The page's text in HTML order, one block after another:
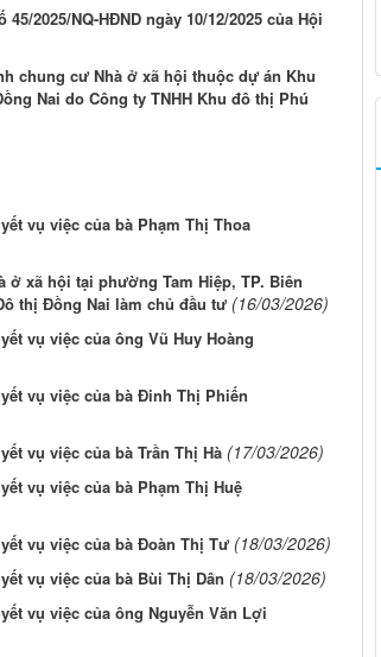
2025/NQ-HĐND ngày 10/12/2025 của Hội
chung cư Nhà ở xã hội thuộc dự án Khu
Nai do Công ty TNHH Khu đô thị Phú
vụ việc của bà Phạm Thị Thoa
ở xã hội tại phường Tam Hiệp, TP. Biên
thị Đồng Nai làm chủ đầu tư (16/03/2026)
vụ việc của ông Vũ Huy Hoàng
vụ việc của bà Đinh Thị Phiến
vụ việc của bà Trần Thị Hà (17/03/2026)
vụ việc của bà Phạm Thị Huệ
vụ việc của bà Đoàn Thị Tư (18/03/2026)
vụ việc của bà Bùi Thị Dân (18/03/2026)
vụ việc của ông Nguyễn Văn Lợi